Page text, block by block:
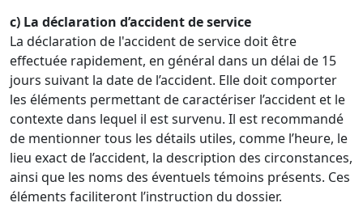
c) La déclaration d’accident de service
La déclaration de l'accident de service doit être
effectuée rapidement, en général dans un délai de 15
jours suivant la date de l’accident. Elle doit comporter
les éléments permettant de caractériser l’accident et le
contexte dans lequel il est survenu. Il est recommandé
de mentionner tous les détails utiles, comme l’heure, le
lieu exact de l’accident, la description des circonstances,
ainsi que les noms des éventuels témoins présents. Ces
éléments faciliteront l’instruction du dossier.